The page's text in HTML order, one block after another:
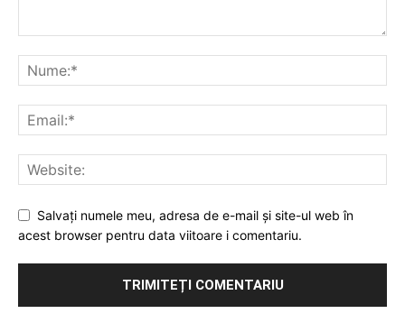
Salvați numele meu, adresa de e-mail și site-ul web în
acest browser pentru data viitoare i comentariu.